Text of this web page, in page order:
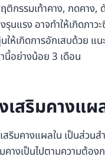
ติกรรมเท้าคาง, กดคาง,
นแรง อาจทำให้เกิดภาว
ให้เกิดการอักเสบด้วย แน
นี้อย่างน้อย 3 เดือน
สริมคางแผ
ริมคางแผลใน เป็นส่วนส
างเป็นไปตามความต้อง